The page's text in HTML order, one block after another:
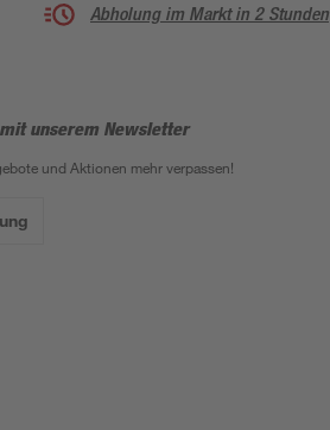
Abholung im Markt in 2 Stunden
unserem Newsletter
und Aktionen mehr verpassen!